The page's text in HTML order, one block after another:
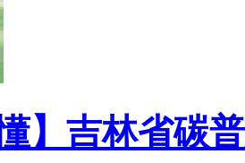
】吉林省碳